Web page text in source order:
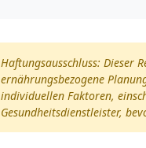
Haftungsausschluss: Dieser
ernährungsbezogene
individuellen Faktoren,
Gesundheitsdienstleister,